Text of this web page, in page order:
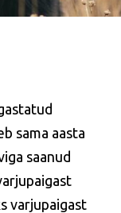
sama aasta
saanud
varjupaigast